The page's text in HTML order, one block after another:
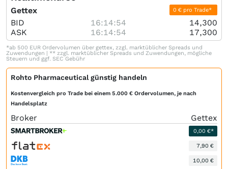
Gettex 0 € pro Trade*
BID 16:14:54
14,300
ASK
16:14:54 17,300
*ab 500 EUR Ordervolumen über gettex, zzgl. marktüblicher Spreads und
Zuwendungen | ** zzgl. marktüblicher Spreads und Zuwendungen, mögliche
Steuern und ggf. SEC Gebühr
Rohto Pharmaceutical günstig handeln
Kostenvergleich pro Trade bei einem 5.000 € Ordervolumen, je nach
Handelsplatz
Broker Gettex
0,00 €*
7,90 €
10,00 €